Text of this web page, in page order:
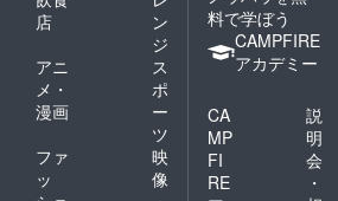
店
ン
ジ
アニ
メ・
漫画
ス
ポ
ー
ツ
ファ
ッ
映
像
料で学ぼう
CAMPFIRE
アカデミー
CA
MP
FI
RE
説
明
会
・